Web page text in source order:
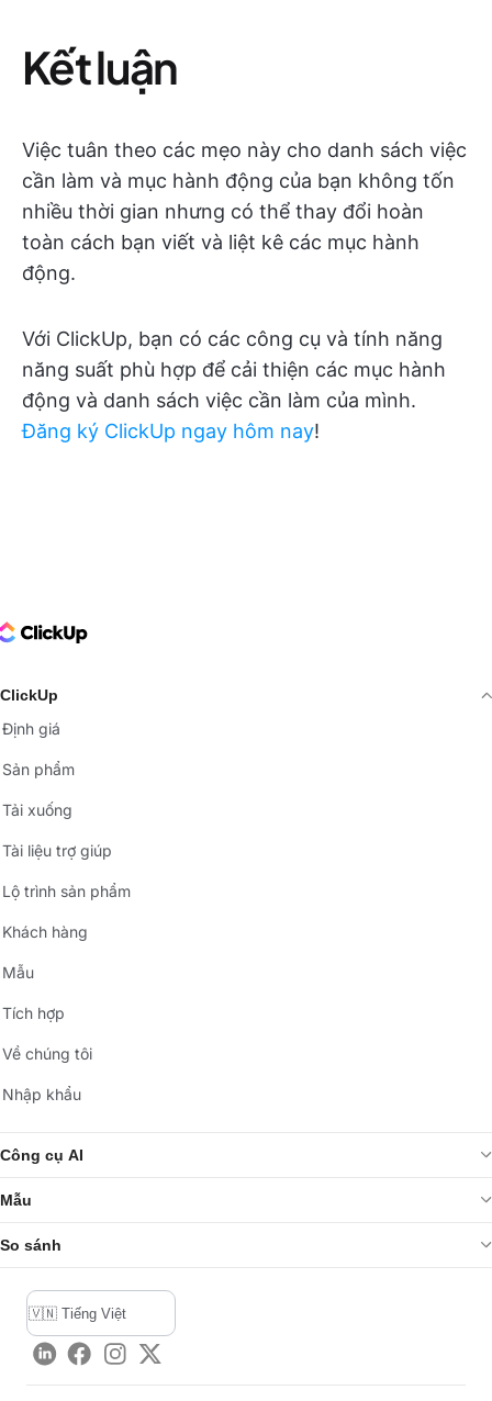
Kết luận
Việc tuân theo các mẹo này cho danh sách việc
cần làm và mục hành động của bạn không tốn
nhiều thời gian nhưng có thể thay đổi hoàn
toàn cách bạn viết và liệt kê các mục hành
động.
Với ClickUp, bạn có các công cụ và tính năng
năng suất phù hợp để cải thiện các mục hành
động và danh sách việc cần làm của mình.
Đăng ký ClickUp ngay hôm nay!
Logo
ClickUp
Định giá
Sản phẩm
Tải xuống
Tài liệu trợ giúp
Lộ trình sản phẩm
Khách hàng
Mẫu
Tích hợp
Về chúng tôi
Nhập khẩu
Công cụ AI
Mẫu
So sánh
LinkedInFacebook
Instagram
Twitter